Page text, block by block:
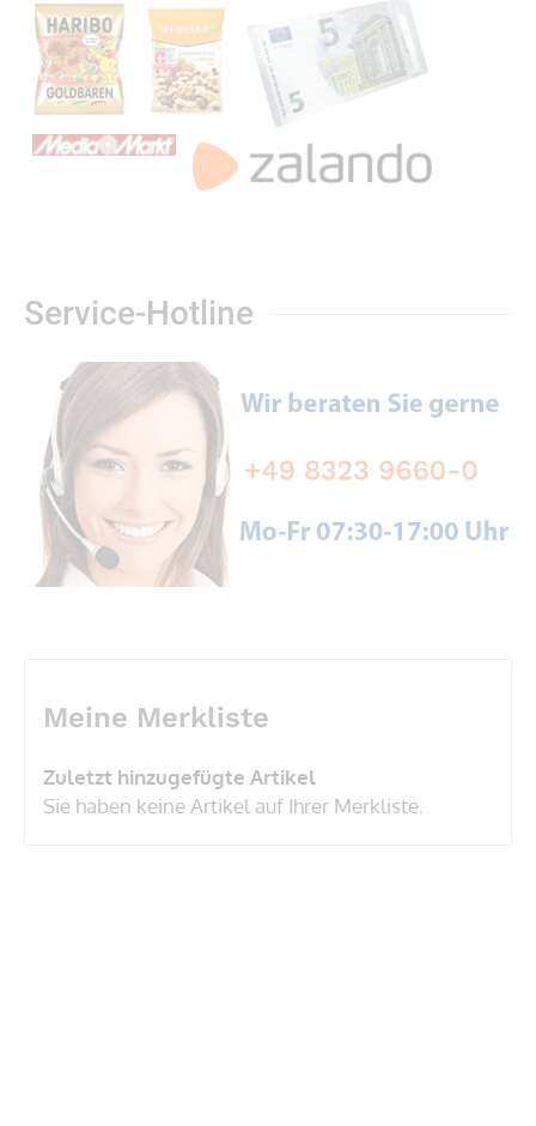
Service-Hotline
Meine Merkliste
Zuletzt hinzugefügte Artikel
Sie haben keine Artikel auf Ihrer Merkliste.